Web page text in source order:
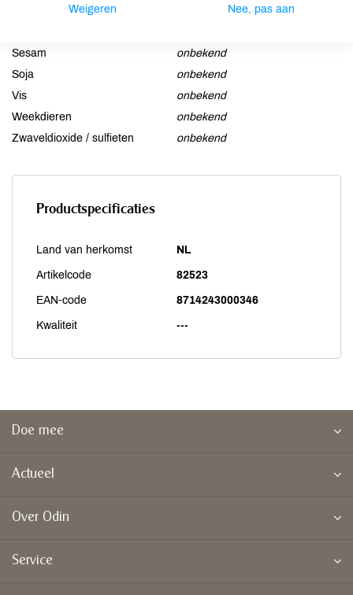
Schaaldieren
Sesam
onbekend
Soja
onbekend
Vis
onbekend
Weekdieren
onbekend
Zwaveldioxide / sulfieten
onbekend
Productspecificaties
Land van herkomst NL
Artikelcode 82523
EAN-code 8714243000346
Kwaliteit ---
Doe mee
Actueel
Over Odin
Service
Weigeren Nee, pas aan